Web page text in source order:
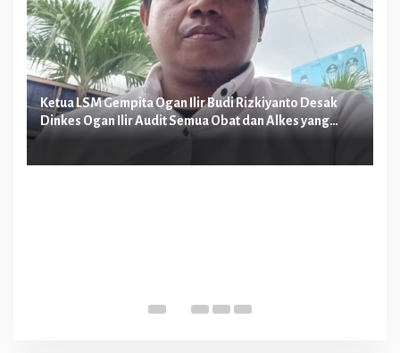
Ketua LSM Gempita Ogan Ilir Budi Rizkiyanto Desak
Dinkes Ogan Ilir Audit Semua Obat dan Alkes yang
Diduga Dipakai Perawat E Malpraktek